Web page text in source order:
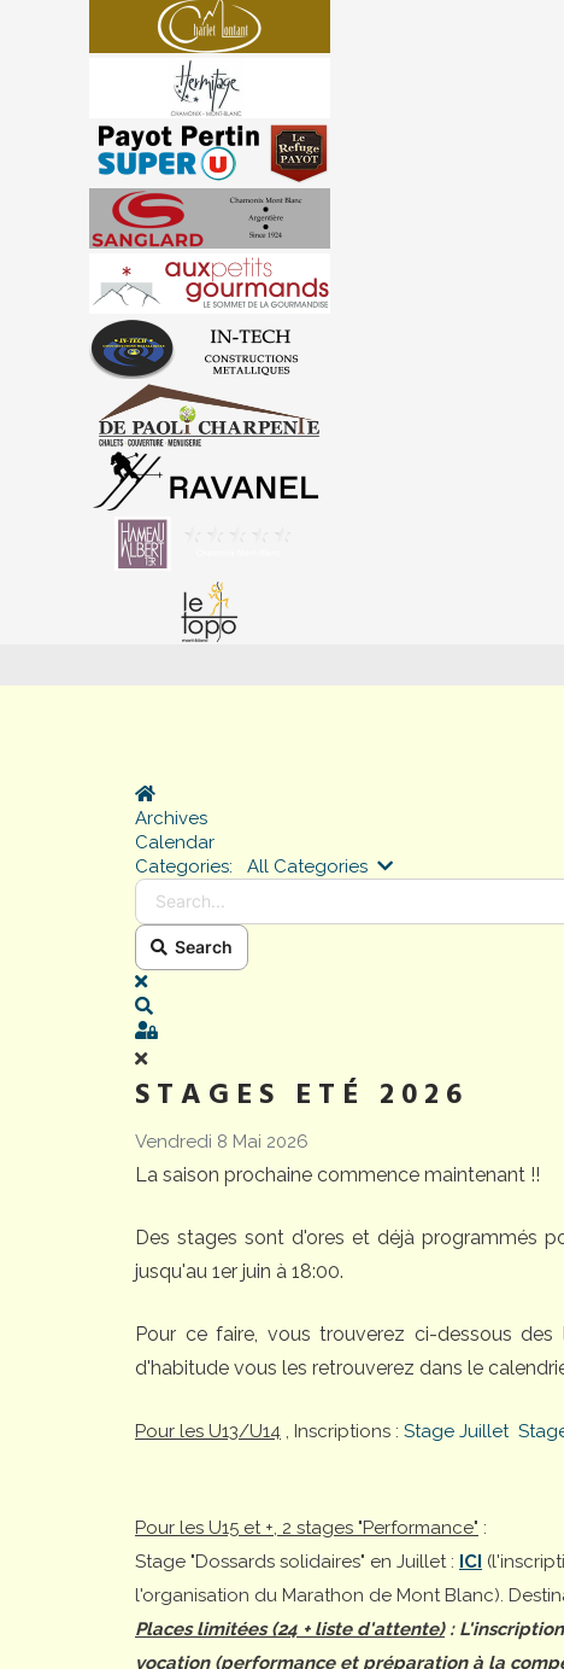
Home
Archives
Calendar
Categories:
All Categories Search...
Search
x
Sign In
STAGES ETÉ 2026
Vendredi 8 Mai 2026
La saison prochaine commence maintenant !!
Des stages sont d'ores et déjà programmés
jusqu'au 1er juin à 18:00.
Pour ce faire, vous trouverez ci-dessous
d'habitude vous les retrouverez dans le
Pour les U13/U14 , Inscriptions : Stage Juillet
Pour les U15 et +, 2 stages "Performance" :
Stage "Dossards solidaires" en Juillet : ICI
l'organisation du Marathon de Mont Blanc).
Places limitées (24 + liste d'attente):
vocation (performance et préparation à la